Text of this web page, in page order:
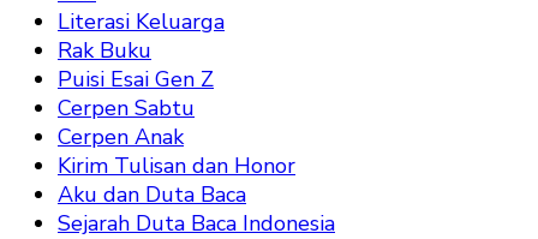
Literasi Keluarga
Rak Buku
Puisi Esai Gen Z
Cerpen Sabtu
Cerpen Anak
Kirim Tulisan dan Honor
Aku dan Duta Baca
Sejarah Duta Baca Indonesia